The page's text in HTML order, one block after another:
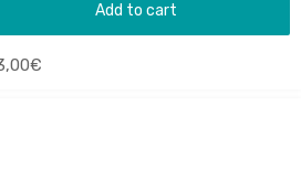
Add to cart
€